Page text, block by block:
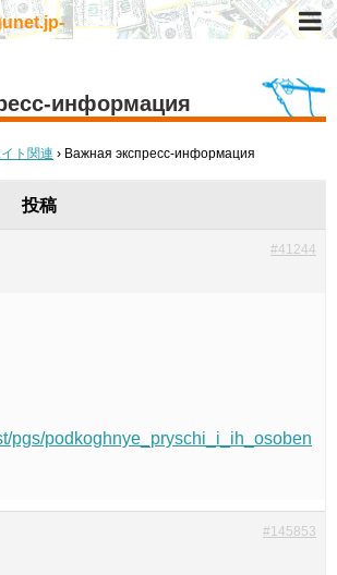
информация
ト関連 › Важная экспресс-информация
投稿
#41244
pgs/podkoghnye_pryschi_i_ih_osoben
#145853